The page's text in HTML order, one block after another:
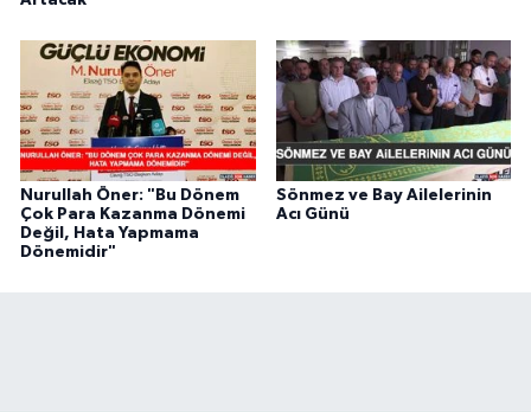
Nurullah Öner: "Bu Dönem
Çok Para Kazanma Dönemi
Değil, Hata Yapmama
Dönemidir"
Sönmez ve Bay Ailelerinin
Acı Günü